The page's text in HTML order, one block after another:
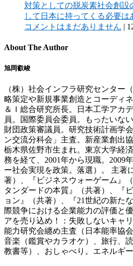
対策としての脱炭素社会創設
して日本に持ってくる必要は
コメントはまだありません |
About The Author
旭岡叡峻
（株）社会インフラ研究センター
略策定や新規事業創造とコーディ
＆Ｉ総合研究所長。日本工学アカ
員。国際委員会委員。もったいな
財団政策審議員。研究技術計画学
ン交流分科会」主査。新産業創出
栃木県佐野市生まれ。東京大学経
務を経て、2001年から現職。2009
ー社会実現を政策。落選）。 主著
著）、『ビジネスウォーゲーム』
タンダードの本質』（共著）、『
ョン』（共著）、『21世紀の新た
際競争における企業能力の評価と
アを売り込め！：失敗しないキャ
能力研究会纏め主査（日本能率協
音楽（鑑賞やカラオケ）、旅行、
教書等）、おしゃべり。エネルギ